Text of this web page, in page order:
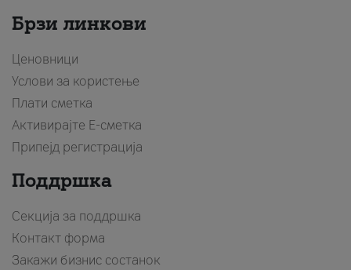
Брзи линкови
Ценовници
Услови за користење
Плати сметка
Активирајте Е-сметка
Припејд регистрација
Поддршка
Секција за поддршка
Контакт форма
Закажи бизнис состанок